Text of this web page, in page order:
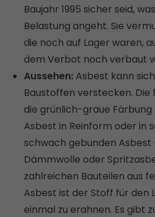
Baujahr 1995 sicher seid,
Belastung angeht. Sie
die noch auf Lager waren,
dem Verbot noch verbaut
Aussehen: Asbest kann
Baustoffen verstecken. Die
die grünlich-graue Färbung
Asbest in Reinform oder in
schwach gebunden Asbest
Dämmwolle oder
zahlreichen Bauteilen aus
Asbest ist der Stoff für den
einmal zu erahnen. Es gibt